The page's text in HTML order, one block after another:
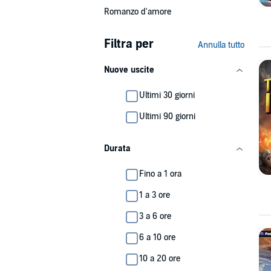
Romanzo d'amore
Filtra per Annulla tutto
Nuove uscite
Ultimi 30 giorni
Ultimi 90 giorni
Durata
Fino a 1 ora
1 a 3 ore
3 a 6 ore
6 a 10 ore
10 a 20 ore